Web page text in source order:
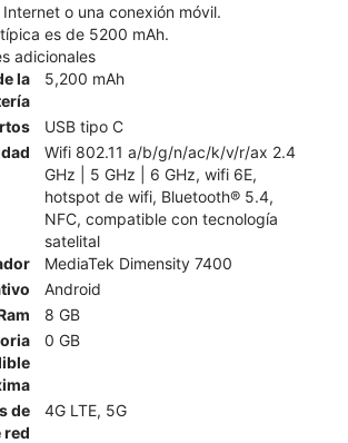
o una conexión móvil.
es de 5200 mAh.
adicionales
la
5,200 mAh
USB tipo C
Wifi 802.11 a/b/g/n/ac/k/v/r/ax 2.4
GHz | 5 GHz | 6 GHz, wifi 6E,
hotspot de wifi, Bluetooth® 5.4,
NFC, compatible con tecnología
satelital
MediaTek Dimensity 7400
Android
8 GB
0 GB
de
red
4G LTE, 5G